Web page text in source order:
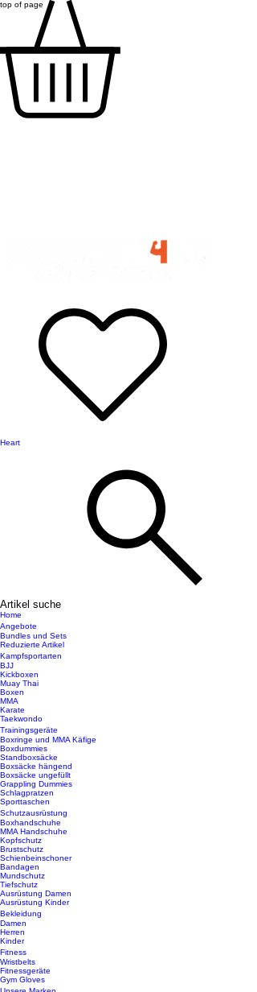
top of page
Heart
Artikel suche
Home
Angebote
Bundles und Sets
Reduzierte Artikel
Kampfsportarten
BJJ
Kickboxen
Muay Thai
Boxen
MMA
Karate
Taekwondo
Trainingsgeräte
Boxringe und MMA Käfige
Boxdummies
Standboxsäcke
Boxsäcke hängend
Boxsäcke ungefüllt
Grappling Dummies
Schlagpratzen
Sporttaschen
Schutzausrüstung
Boxhandschuhe
MMA Handschuhe
Kopfschutz
Brustschutz
Schienbeinschoner
Bandagen
Mundschutz
Tiefschutz
Ausrüstung Damen
Ausrüstung Kinder
Bekleidung
Damen
Herren
Kinder
Fitness
Wristbelts
Fitnessgeräte
Gym Gloves